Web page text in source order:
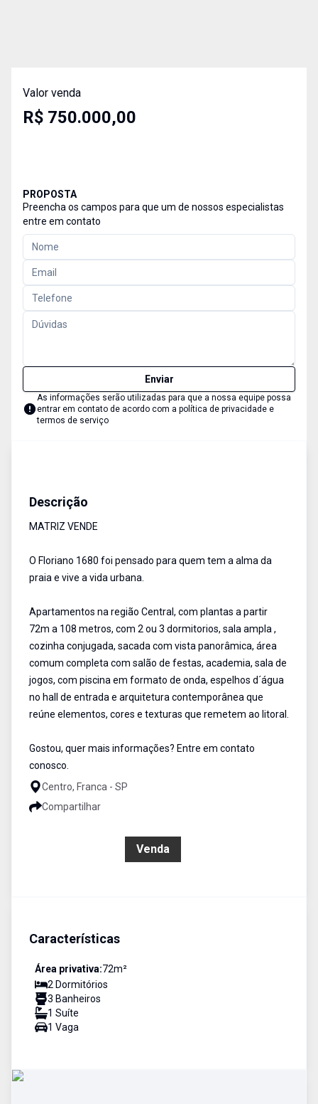
Valor venda
R$ 750.000,00
PROPOSTA
Preencha os campos para que um de nossos especialistas
entre em contato
Enviar
As informações serão utilizadas para que a nossa equipe possa
entrar em contato de acordo com a política de privacidade e
termos de serviço
Descrição
MATRIZ VENDE
O Floriano 1680 foi pensado para quem tem a alma da
praia e vive a vida urbana.
Apartamentos na região Central, com plantas a partir
72m a 108 metros, com 2 ou 3 dormitorios, sala ampla ,
cozinha conjugada, sacada com vista panorâmica, área
comum completa com salão de festas, academia, sala de
jogos, com piscina em formato de onda, espelhos d´água
no hall de entrada e arquitetura contemporânea que
reúne elementos, cores e texturas que remetem ao litoral.
Gostou, quer mais informações? Entre em contato
conosco.
Centro, Franca - SP
Compartilhar
Venda
Características
Área privativa:72m²
2 Dormitórios
3 Banheiros
1 Suíte
1 Vaga